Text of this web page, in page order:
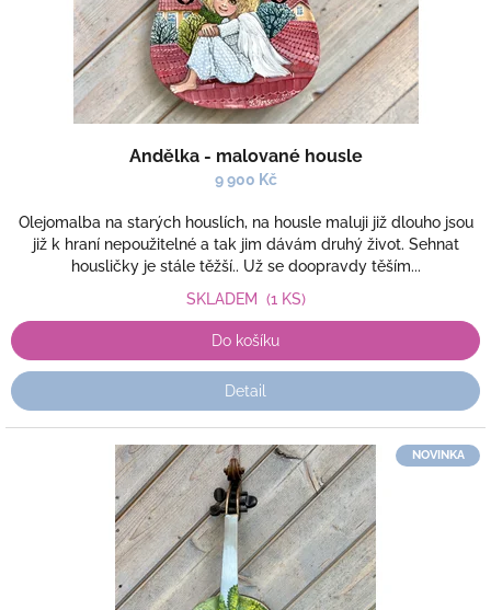
Andělka - malované housle
9 900 Kč
Olejomalba na starých houslích, na housle maluji již dlouho jsou
již k hraní nepoužitelné a tak jim dávám druhý život. Sehnat
housličky je stále těžší.. Už se doopravdy těším...
SKLADEM (1 KS)
Do košíku
Detail
NOVINKA